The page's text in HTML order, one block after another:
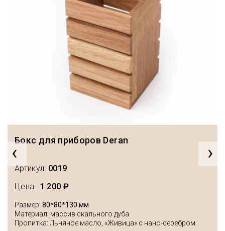
Бокс для приборов Deran
Артикул: 0019
Цена: 1 200 ₽
Размер: 80*80*130 мм
Материал: массив скального дуба
Пропитка: Льняное масло, «Живица» с нано-серебром
‹ ›